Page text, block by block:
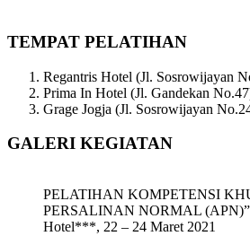
TEMPAT PELATIHAN
Regantris Hotel (Jl. Sosrowijayan
Prima In Hotel (Jl. Gandekan
Grage Jogja (Jl. Sosrowijayan
GALERI KEGIATAN
PELATIHAN KOMPETENSI
PERSALINAN NORMAL (APN)”
Hotel***, 22 – 24 Maret 2021